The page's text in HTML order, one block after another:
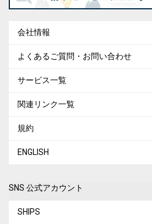
会社情報
よくあるご質問・お問い合わせ
サービス一覧
関連リンク一覧
規約
ENGLISH
SNS 公式アカウント
SHIPS